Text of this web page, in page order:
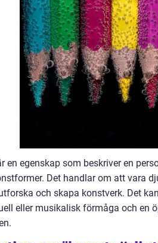
en egenskap som beskriver en
Det handlar om att vara
och skapa konstverk. Det
eller musikalisk förmåga och en